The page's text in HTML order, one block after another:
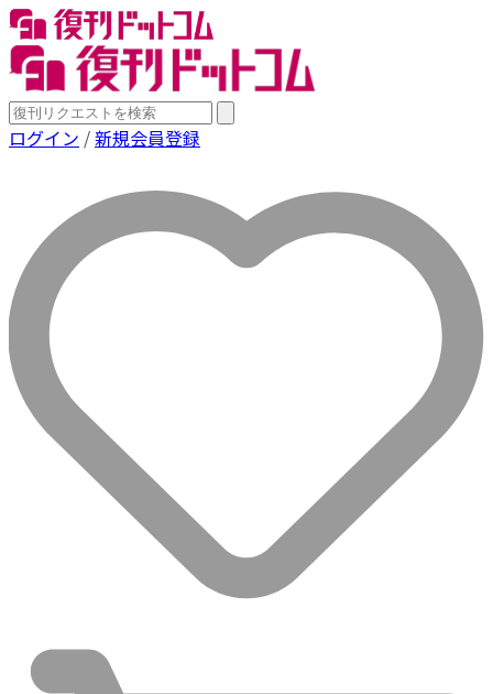
ログイン /新規会員登録